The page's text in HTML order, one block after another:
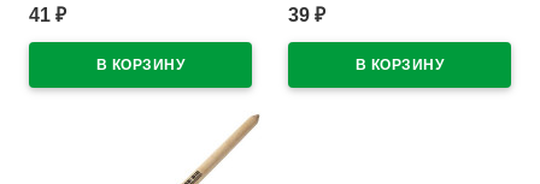
В наличии
41 ₽
В наличии
39 ₽